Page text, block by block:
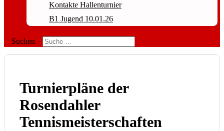
Kontakte Hallenturnier
B1 Jugend 10.01.26
Suchen
Turnierpläne der
Rosendahler
Tennismeisterschaften